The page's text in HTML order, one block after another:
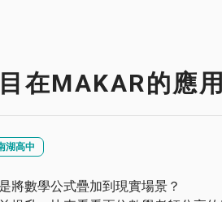
在MAKAR的應
湖高中
將數學公式疊加到現實場景？